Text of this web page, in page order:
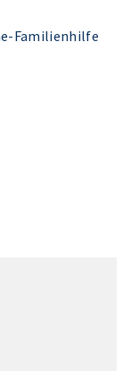
Familienhilfe